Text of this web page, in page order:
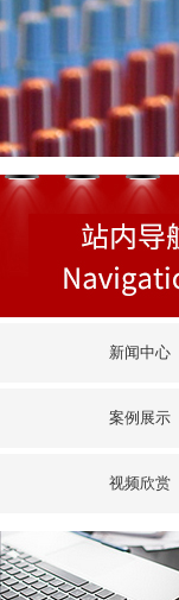
新闻中心
案例展示
视频欣赏